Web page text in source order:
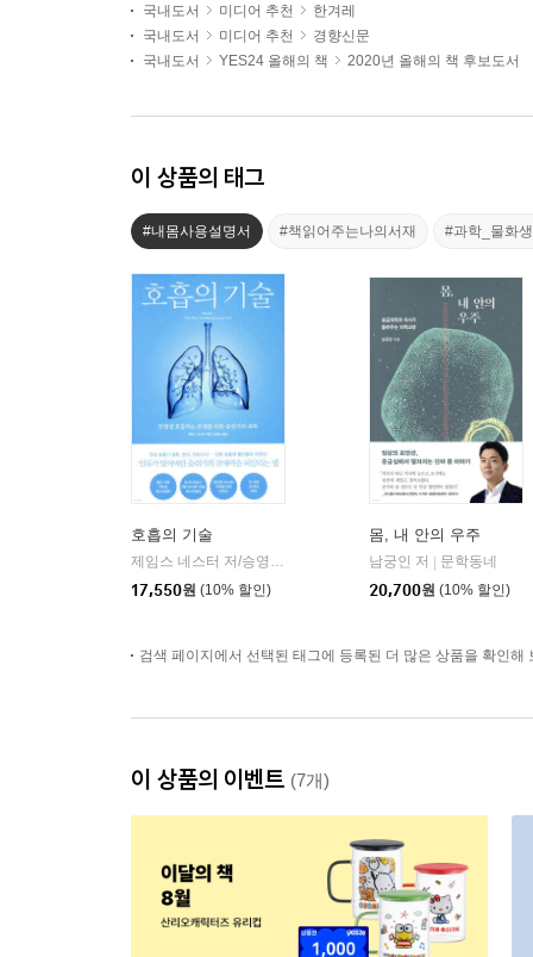
국내도서 미디어 추천
한겨레
국내도서
미디어 추천
경향신문
국내도서
YES24 올해의 책 2020년 올해의 책 후보도서
이 상품의 태그
#내몸사용설명서 #책읽어주는나의서재 #과학_물화
호흡의 기술
제임스 네스터 저/승영조 저
17,550원 (10% 할인)
몸, 내 안의 우주
남궁인 저
문학동네
20,700원 (10% 할인)
검색 페이지에서 선택된 태그에 등록된 더 많은 상품을 확인해
이 상품의 이벤트 (7개)